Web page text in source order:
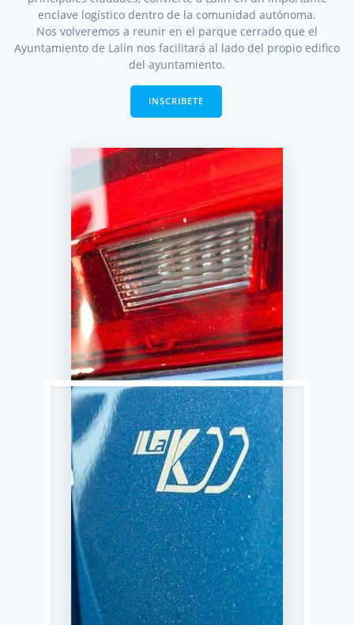
enclave logístico dentro de la comunidad autónoma.
Nos volveremos a reunir en el parque cerrado que el
Ayuntamiento de Lalín nos facilitará al lado del propio edifico
del ayuntamiento.
INSCRIBETE